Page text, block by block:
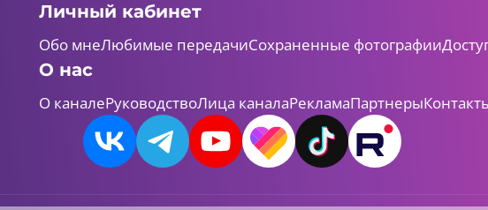
Личный кабинет
Обо мнеЛюбимые передачиСохраненные фотографии
О нас
О каналеРуководствоЛица каналаРекламаПартнеры